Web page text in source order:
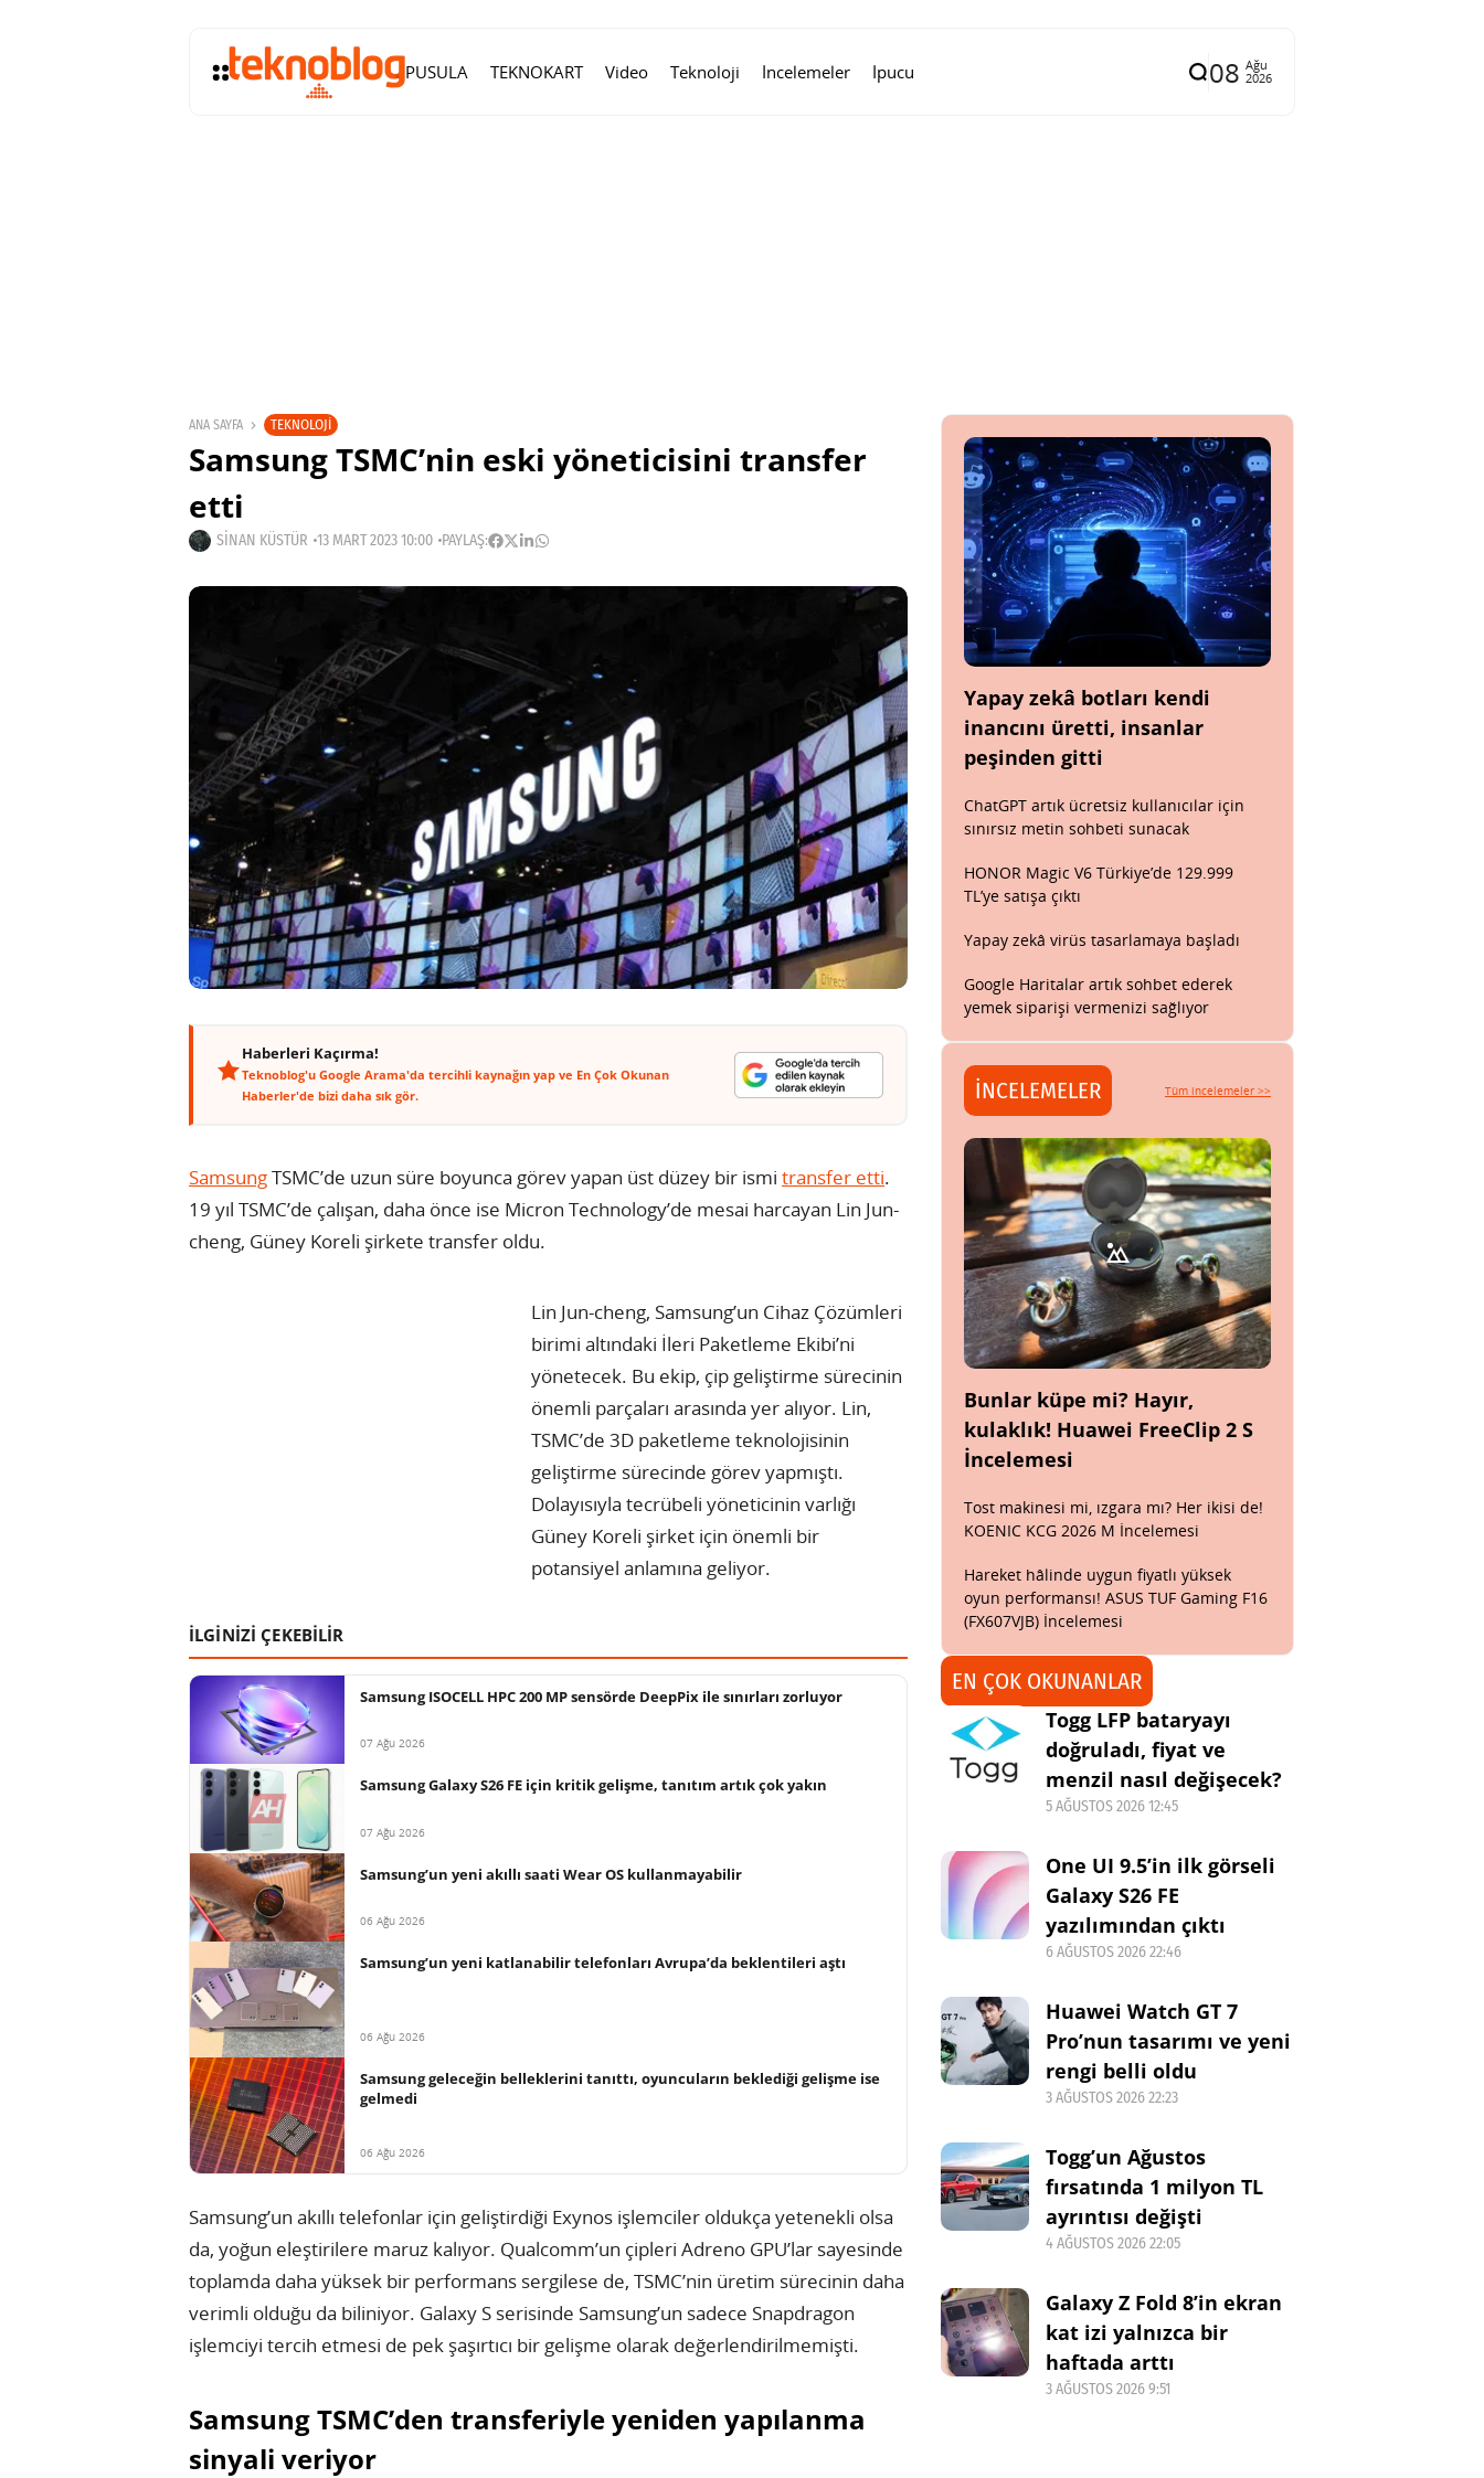
PUSULA TEKNOKART Video Teknoloji İncelemeler İpucu 08 Ağu
2026
ANA SAYFA TEKNOLOJI
Samsung TSMC’nin eski yöneticisini transfer
etti
SINAN KÜSTÜR 13 MART 2023 10:00 PAYLAŞ:
Haberleri Kaçırma!
Teknoblog'u Google Arama'da tercihli kaynağın yap ve En Çok Okunan
Haberler'de bizi daha sık gör.
SamsungTSMC’de uzun süre boyunca görev yapan üst düzey bir ismi transfer etti.
19 yıl TSMC’de çalışan, daha önce ise Micron Technology’de mesai harcayan Lin Jun-
cheng, Güney Koreli şirkete transfer oldu.
Lin Jun-cheng, Samsung’un Cihaz Çözümleri
birimi altındaki İleri Paketleme Ekibi’ni
yönetecek. Bu ekip, çip geliştirme sürecinin
önemli parçaları arasında yer alıyor. Lin,
TSMC’de 3D paketleme teknolojisinin
geliştirme sürecinde görev yapmıştı.
Dolayısıyla tecrübeli yöneticinin varlığı
Güney Koreli şirket için önemli bir
potansiyel anlamına geliyor.
İLGİNİZİ ÇEKEBİLİR
Samsung ISOCELL HPC 200 MP sensörde DeepPix ile sınırları zorluyor
07 Ağu 2026
Samsung Galaxy S26 FE için kritik gelişme, tanıtım artık çok yakın
07 Ağu 2026
Samsung’un yeni akıllı saati Wear OS kullanmayabilir
06 Ağu 2026
Samsung’un yeni katlanabilir telefonları Avrupa’da beklentileri aştı
06 Ağu 2026
Samsung geleceğin belleklerini tanıttı, oyuncuların beklediği gelişme ise
gelmedi
06 Ağu 2026
Samsung’un akıllı telefonlar için geliştirdiği Exynos işlemciler oldukça yetenekli olsa
da, yoğun eleştirilere maruz kalıyor. Qualcomm’un çipleri Adreno GPU’lar sayesinde
toplamda daha yüksek bir performans sergilese de, TSMC’nin üretim sürecinin daha
verimli olduğu da biliniyor. Galaxy S serisinde Samsung’un sadece Snapdragon
işlemciyi tercih etmesi de pek şaşırtıcı bir gelişme olarak değerlendirilmemişti.
Samsung TSMC’den transferiyle yeniden yapılanma
sinyali veriyor
Yapay zekâ botları kendi
inancını üretti, insanlar
peşinden gitti
ChatGPT artık ücretsiz kullanıcılar için
sınırsız metin sohbeti sunacak
HONOR Magic V6 Türkiye’de 129.999
TL’ye satışa çıktı
Yapay zekâ virüs tasarlamaya başladı
Google Haritalar artık sohbet ederek
yemek siparişi vermenizi sağlıyor
İNCELEMELER Tüm incelemeler >>
Bunlar küpe mi? Hayır,
kulaklık! Huawei FreeClip 2 S
İncelemesi
Tost makinesi mi, ızgara mı? Her ikisi de!
KOENIC KCG 2026 M İncelemesi
Hareket hâlinde uygun fiyatlı yüksek
oyun performansı! ASUS TUF Gaming F16
(FX607VJB) İncelemesi
EN ÇOK OKUNANLAR
Togg LFP bataryayı
doğruladı, fiyat ve
menzil nasıl değişecek?
5 AĞUSTOS 2026 12:45
One UI 9.5’in ilk görseli
Galaxy S26 FE
yazılımından çıktı
6 AĞUSTOS 2026 22:46
Huawei Watch GT 7
Pro’nun tasarımı ve yeni
rengi belli oldu
3 AĞUSTOS 2026 22:23
Togg’un Ağustos
fırsatında 1 milyon TL
ayrıntısı değişti
4 AĞUSTOS 2026 22:05
Galaxy Z Fold 8’in ekran
kat izi yalnızca bir
haftada arttı
3 AĞUSTOS 2026 9:51